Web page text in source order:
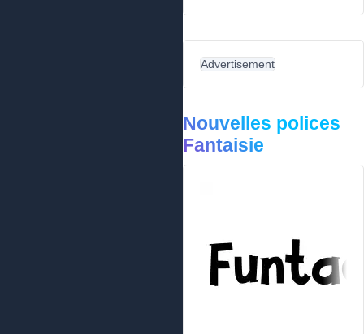
Advertisement
Nouvelles polices
Fantaisie